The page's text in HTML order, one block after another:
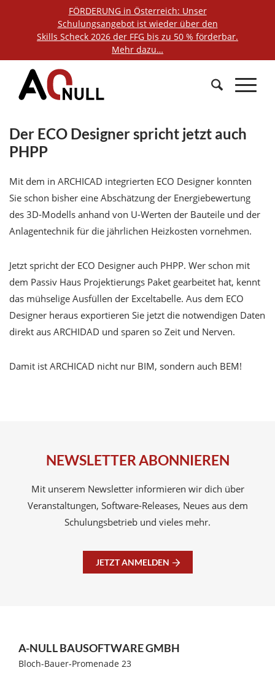
FÖRDERUNG in Österreich: Unser
Schulungsangebot ist wieder über den
Skills Scheck 2026 der FFG bis zu 50 % förderbar.
Mehr dazu…
Der ECO Designer spricht jetzt auch
PHPP
Mit dem in ARCHICAD integrierten ECO Designer konnten
Sie schon bisher eine Abschätzung der Energiebewertung
des 3D-Modells anhand von U-Werten der Bauteile und der
Anlagentechnik für die jährlichen Heizkosten vornehmen.
Jetzt spricht der ECO Designer auch PHPP. Wer schon mit
dem Passiv Haus Projektierungs Paket gearbeitet hat, kennt
das mühselige Ausfüllen der Exceltabelle. Aus dem ECO
Designer heraus exportieren Sie jetzt die notwendigen Daten
direkt aus ARCHIDAD und sparen so Zeit und Nerven.
Damit ist ARCHICAD nicht nur BIM, sondern auch BEM!
NEWSLETTER ABONNIEREN
Mit unserem Newsletter informieren wir dich über
Veranstaltungen, Software-Releases, Neues aus dem
Schulungsbetrieb und vieles mehr.
JETZT ANMELDEN
A-NULL BAUSOFTWARE GMBH
Bloch-Bauer-Promenade 23